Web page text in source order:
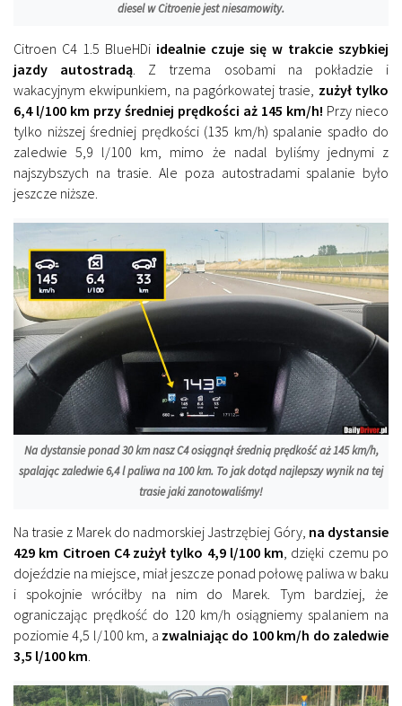
diesel w Citroenie jest niesamowity.
Citroen C4 1.5 BlueHDi idealnie czuje się w trakcie szybkiej
jazdy autostradą. Z trzema osobami na pokładzie i
wakacyjnym ekwipunkiem, na pagórkowatej trasie, zużył tylko
6,4 l/100 km przy średniej prędkości aż 145 km/h! Przy nieco
tylko niższej średniej prędkości (135 km/h) spalanie spadło do
zaledwie 5,9 l/100 km, mimo że nadal byliśmy jednymi z
najszybszych na trasie. Ale poza autostradami spalanie było
jeszcze niższe.
Na dystansie ponad 30 km nasz C4 osiągnął średnią prędkość aż 145 km/h,
spalając zaledwie 6,4 l paliwa na 100 km. To jak dotąd najlepszy wynik na tej
trasie jaki zanotowaliśmy!
Na trasie z Marek do nadmorskiej Jastrzębiej Góry, na dystansie
429 km Citroen C4 zużył tylko 4,9 l/100 km , dzięki czemu po
dojeździe na miejsce, miał jeszcze ponad połowę paliwa w baku
i spokojnie wróciłby na nim do Marek. Tym bardziej, że
ograniczając prędkość do 120 km/h osiągniemy spalaniem na
poziomie 4,5 l/100 km, a zwalniając do 100 km/h do zaledwie
3,5 l/100 km